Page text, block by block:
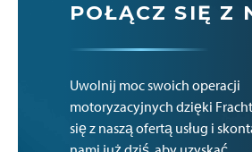
POŁĄCZ SIĘ Z
Uwolnij moc swoich operacji
motoryzacyjnych dzięki
się z naszą ofertą usług i